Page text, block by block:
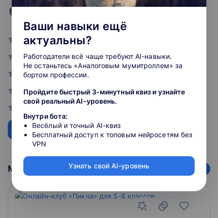
«Сколково».
Почему мы?
составители олимпиад и преподаватели
лучших вузов страны.
Наши выпускники поступают на бюджет в
МГУ, НИУ ВШЭ, МФТИ и МГТУ им. Н. Э.
Баумана.
Вы можете учиться с любого устройства:
компьютера, планшета, смартфона.
Разнообразные варианты обучения: курсы
для школьников и учителей, индивидуальный
домашняя школа и экстернат.
рейтинг
Оставить отзыв
Может быть интересно
Ваши навыки ещё
актуальны?
Работодатели всё чаще требуют AI-навыки.
Не останьтесь «Аналоговым мумитроллем» за
бортом профессии.
Пройдите быстрый 3-минутный квиз и узнайте
свой реальный AI-уровень.
Внутри бота:
Весёлый и точный AI-квиз
Бесплатный доступ к топовым нейросетям без
VPN
Узнать свой AI-уровень